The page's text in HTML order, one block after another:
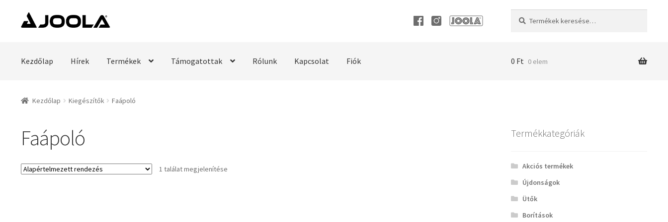
Ugrás
a
Kilépés
a
Kezdőlap Hírek Termékek Támogatottak Rólunk Kapcsolat Fiók 0 Ft 0 elem
Kezdőlap Kiegészítők Faápoló
Faápoló
1 találat megjelenítése
Termékkategóriák
Akciós termékek
Újdonságok
Ütők
Borítások